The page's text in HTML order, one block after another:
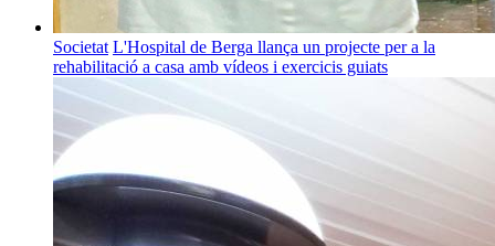
Societat L'Hospital de Berga llança un projecte per a la
rehabilitació a casa amb vídeos i exercicis guiats